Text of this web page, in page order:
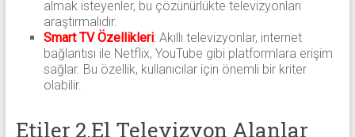
almak isteyenler, bu çözünürlükte televizyonları
araştırmalıdır.
Smart TV Özellikleri:Akıllı televizyonlar, internet
bağlantısı ile Netflix, YouTube gibi platformlara erişim
sağlar. Bu özellik, kullanıcılar için önemli bir kriter
olabilir.
Etiler 2.El Televizyon Alanlar